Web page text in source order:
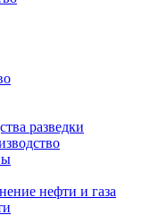
разведки
нефти и газа